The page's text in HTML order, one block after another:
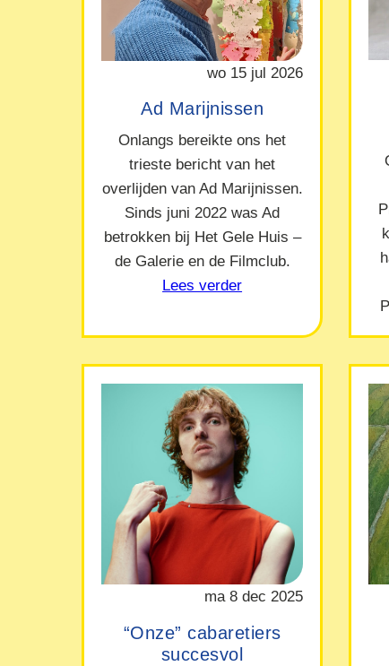
wo 15 jul 2026
Ad Marijnissen
Onlangs bereikte ons het
trieste bericht van het
overlijden van Ad Marijnissen.
Sinds juni 2022 was Ad
betrokken bij Het Gele Huis –
de Galerie en de Filmclub.
Lees verder
ma 8 dec 2025
“Onze” cabaretiers
succesvol